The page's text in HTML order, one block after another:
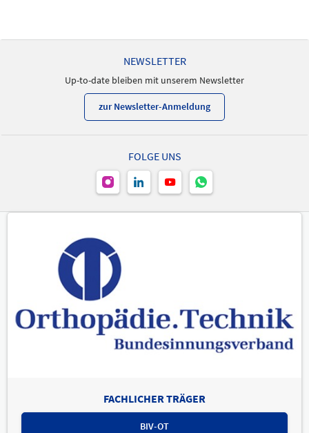
NEWSLETTER
Up-to-date bleiben mit unserem Newsletter
zur Newsletter-Anmeldung
FOLGE UNS
FACHLICHER TRÄGER
BIV-OT